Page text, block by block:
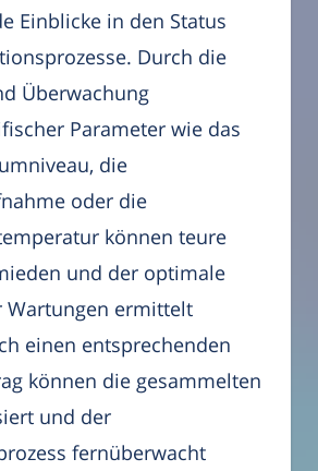
Einblicke in den Status
Durch die
Überwachung
Parameter wie das
die
oder die
können teure
und der optimale
Wartungen ermittelt
einen entsprechenden
können die gesammelten
und der
fernüberwacht